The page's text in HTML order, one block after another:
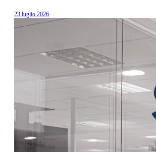
23 luglio 2026